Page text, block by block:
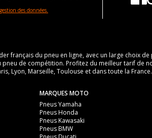
des données.
français du pneu en ligne, avec un large choix
de compétition. Profitez du meilleur tarif de
Lyon, Marseille, Toulouse et dans toute la France.
MARQUES MOTO
Pneus Yamaha
Pneus Honda
Pneus Kawasaki
Pneus BMW